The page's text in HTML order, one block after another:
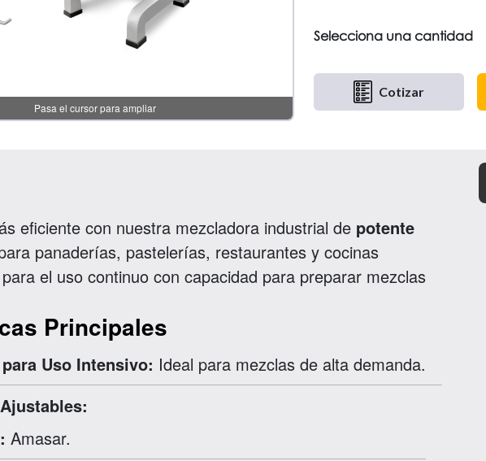
Selecciona una cantidad
Cotizar
eficiente con nuestra mezcladora industrial de potente
panaderías, pastelerías, restaurantes y cocinas
el uso continuo con capacidad para preparar mezclas
Principales
Uso Intensivo: Ideal para mezclas de alta demanda.
Amasar.